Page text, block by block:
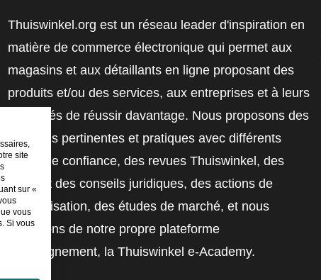
Thuiswinkel.org est un réseau leader d'inspiration en
matière de commerce électronique qui permet aux
magasins et aux détaillants en ligne proposant des
produits et/ou des services, aux entreprises et à leurs
employés de réussir davantage. Nous proposons des
solutions pertinentes et pratiques avec différents
labels de confiance, des revues Thuiswinkel, des
outils et des conseils juridiques, des actions de
sensibilisation, des études de marché, et nous
disposons de notre propre plateforme
d'enseignement, la Thuiswinkel e-Academy.
site
sur «
vous
Si vous